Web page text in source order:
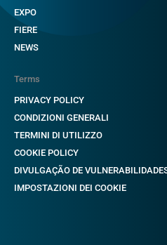
EXPO
FIERE
NEWS
Terms
PRIVACY POLICY
CONDIZIONI GENERALI
TERMINI DI UTILIZZO
COOKIE POLICY
DIVULGAÇÃO DE
IMPOSTAZIONI DEI COOKIE